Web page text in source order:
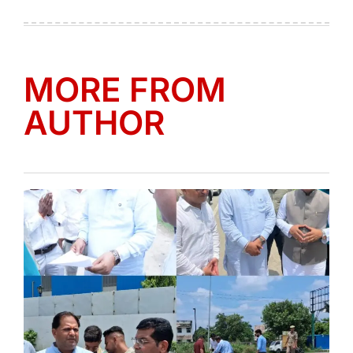
MORE FROM
AUTHOR